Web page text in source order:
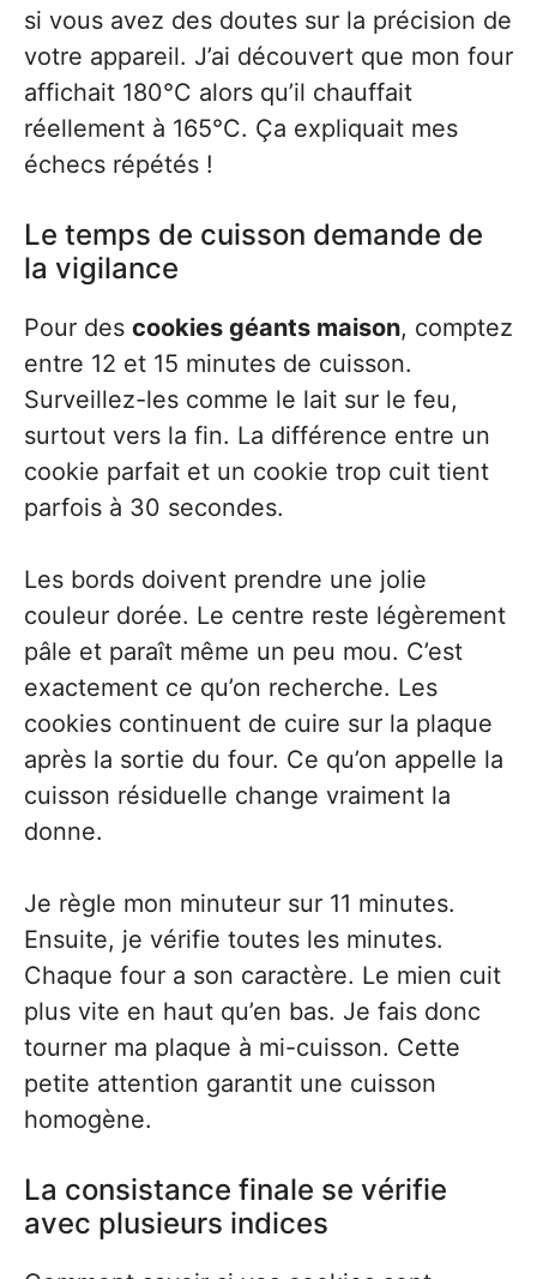
si vous avez des doutes sur la précision de
votre appareil. J’ai découvert que mon four
affichait 180°C alors qu’il chauffait
réellement à 165°C. Ça expliquait mes
échecs répétés !
Le temps de cuisson demande de
la vigilance
Pour des cookies géants maison, comptez
entre 12 et 15 minutes de cuisson.
Surveillez-les comme le lait sur le feu,
surtout vers la fin. La différence entre un
cookie parfait et un cookie trop cuit tient
parfois à 30 secondes.
Les bords doivent prendre une jolie
couleur dorée. Le centre reste légèrement
pâle et paraît même un peu mou. C’est
exactement ce qu’on recherche. Les
cookies continuent de cuire sur la plaque
après la sortie du four. Ce qu’on appelle la
cuisson résiduelle change vraiment la
donne.
Je règle mon minuteur sur 11 minutes.
Ensuite, je vérifie toutes les minutes.
Chaque four a son caractère. Le mien cuit
plus vite en haut qu’en bas. Je fais donc
tourner ma plaque à mi-cuisson. Cette
petite attention garantit une cuisson
homogène.
La consistance finale se vérifie
avec plusieurs indices